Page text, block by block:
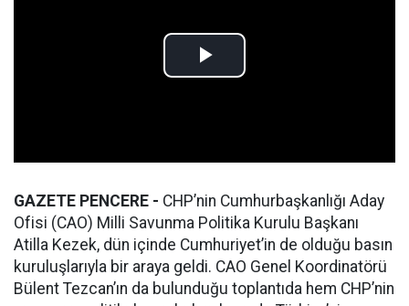
GAZETE PENCERE - CHP’nin Cumhurbaşkanlığı Aday
Ofisi (CAO) Milli Savunma Politika Kurulu Başkanı
Atilla Kezek, dün içinde Cumhuriyet’in de olduğu basın
kuruluşlarıyla bir araya geldi. CAO Genel Koordinatörü
Bülent Tezcan’ın da bulunduğu toplantıda hem CHP’nin